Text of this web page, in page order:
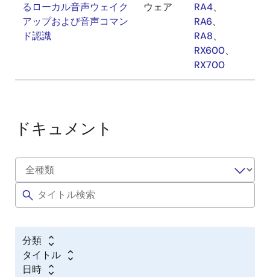
るローカル音声ウェイク
アップおよび音声コマン
ド認識
ウェア
RA4、
RA6、
RA8、
RX600、
RX700
ドキュメント
分類
タイトル
日時